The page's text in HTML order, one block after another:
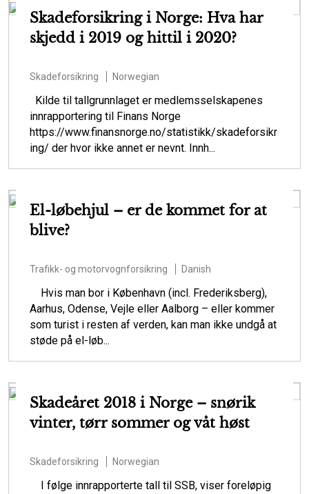
Skadeforsikring i Norge: Hva har
skjedd i 2019 og hittil i 2020?
Skadeforsikring Norwegian
Kilde til tallgrunnlaget er medlemsselskapenes
innrapportering til Finans Norge
https://www.finansnorge.no/statistikk/skadeforsikr
ing/ der hvor ikke annet er nevnt. Innh...
El-løbehjul – er de kommet for at
blive?
Trafikk- og motorvognforsikring Danish
Hvis man bor i København (incl. Frederiksberg),
Aarhus, Odense, Vejle eller Aalborg – eller kommer
som turist i resten af verden, kan man ikke undgå at
støde på el-løb...
Skadeåret 2018 i Norge – snørik
vinter, tørr sommer og våt høst
Skadeforsikring Norwegian
I følge innrapporterte tall til SSB, viser foreløpig